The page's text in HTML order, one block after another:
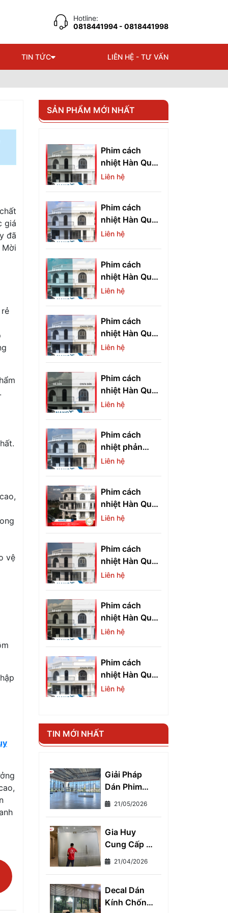
Hotline:
0818441994 - 0818441998
TIN TỨC LIÊN HỆ - TƯ VẤN
giá
đã
vệ
SẢN PHẨM MỚI NHẤT
Phim cách
nhiệt Hàn Quốc
A20
Liên hệ
Phim cách
nhiệt Hàn Quốc
NRSI15
Liên hệ
Phim cách
nhiệt Hàn Quốc
VG 15
Liên hệ
Phim cách
nhiệt Hàn Quốc
VB 15
Liên hệ
Phim cách
nhiệt Hàn Quốc
Black 10
Liên hệ
Phim cách
nhiệt phản
quang Hàn
Liên hệ
Phim cách
nhiệt Hàn Quốc
S20
Liên hệ
Phim cách
nhiệt Hàn Quốc
CX15
Liên hệ
Phim cách
nhiệt Hàn Quốc
A5
Liên hệ
Phim cách
nhiệt Hàn Quốc
A75
Liên hệ
TIN MỚI NHẤT
Giải Pháp
Dán Phim
Cách Nhiệt
Toàn Diện -
Giảm Ngay
7°C, Tiết
Kiệm 30%
Tiền Điện
Mỗi Tháng
21/05/2026
Gia Huy
Cung Cấp Và
Thi Công
Cho Nhà Ở
Và Văn
21/04/2026
Decal Dán
Kính Chống